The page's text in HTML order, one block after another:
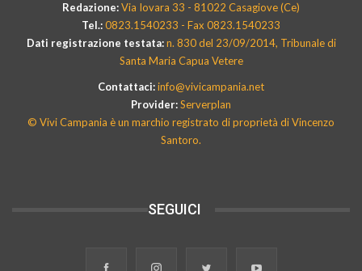
Redazione:Via Iovara 33 - 81022 Casagiove (Ce)
Tel.:0823.1540233 - Fax 0823.1540233
Dati registrazione testata:n. 830 del 23/09/2014, Tribunale di
Santa Maria Capua Vetere
Contattaci:info@vivicampania.net
Provider:Serverplan
© Vivi Campania è un marchio registrato di proprietà di Vincenzo
Santoro.
SEGUICI